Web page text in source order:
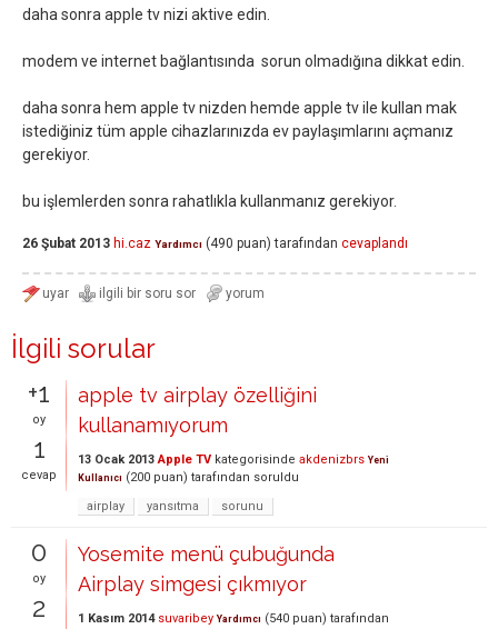
daha sonra apple tv nizi aktive edin.
modem ve internet bağlantısında sorun olmadığına dikkat edin.
daha sonra hem apple tv nizden hemde apple tv ile kullan mak
istediğiniz tüm apple cihazlarınızda ev paylaşımlarını açmanız
gerekiyor.
bu işlemlerden sonra rahatlıkla kullanmanız gerekiyor.
26 Şubat 2013 hi.caz Yardımcı (490 puan) tarafından cevaplandı
İlgili sorular
+1
oy
1
cevap
apple tv airplay özelliğini
kullanamıyorum
13 Ocak 2013 Apple TV kategorisinde akdenizbrs Yeni
Kullanıcı (200 puan) tarafından soruldu
airplay
yansıtma sorunu
0
oy
2
Yosemite menü çubuğunda
Airplay simgesi çıkmıyor
1 Kasım 2014 suvaribey Yardımcı (540 puan) tarafından